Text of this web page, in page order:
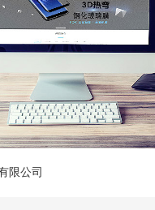
公司，是中国唯一一家专注手机保
限公司